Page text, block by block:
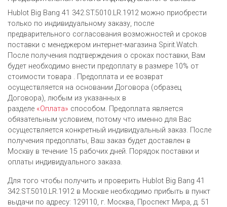
Hublot Big Bang 41 342.ST.5010.LR.1912 можно приобрести
только по индивидуальному заказу, после
предварительного согласования возможностей и сроков
поставки с менеджером интернет-магазина Spirit.Watch.
После получения подтверждения о сроках поставки, Вам
будет необходимо внести предоплату в размере 10% от
стоимости товара . Предоплата и ее возврат
осуществляется на основании Договора (образец
Договора), любым из указанных в
разделе «Оплата» способом. Предоплата является
обязательным условием, потому что именно для Вас
осуществляется конкретный индивидуальный заказ. После
получения предоплаты, Ваш заказ будет доставлен в
Москву в течение 15 рабочих дней. Порядок поставки и
оплаты индивидуального заказа.
Для того чтобы получить и проверить Hublot Big Bang 41
342.ST.5010.LR.1912 в Москве необходимо прибыть в пункт
выдачи по адресу: 129110, г. Москва, Проспект Мира, д. 51